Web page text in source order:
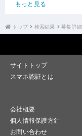
もっと見る
トップ 検索結果 募集詳細
サイトトップ
スマホ認証とは
会社概要
個人情報保護方針
お問い合わせ